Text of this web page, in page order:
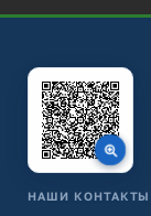
НАШИ КОНТАКТЫ